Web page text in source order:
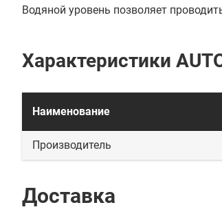
Водяной уровень позволяет
Характеристики
Наименование
Производитель
Доставка